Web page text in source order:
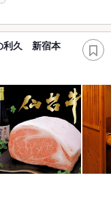
利久 新宿本